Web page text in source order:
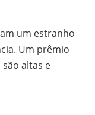
um estranho
Um prêmio
altas e